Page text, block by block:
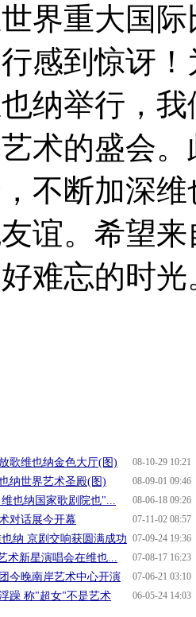
界重大国
感到惊讶
纳举行，
术的盛会
不断加深
谊。希望
难忘的时光
08-10-29 10:21
歌维也纳金色大厅(图)
08-09-01 09:46
纳世界艺术圣殿(图)
08-06-18 09:26
也纳国家歌剧院也"...
07-11-02 08:57
对话展今开幕
07-09-24 19:36
纳 京剧交响获圆满成功
07-08-17 16:23
术新星演唱会在维也...
07-06-21 03:10
今晚南岸艺术中心开演
06-05-24 14:03
躁 称"超女"不是艺术